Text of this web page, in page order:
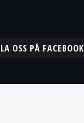
OSS PÅ FACEBOOK